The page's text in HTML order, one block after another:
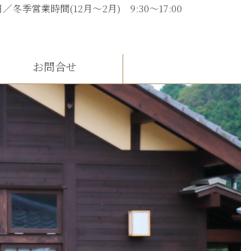
／冬季営業時間(12月～2月) 9:30～17:00
お問合せ